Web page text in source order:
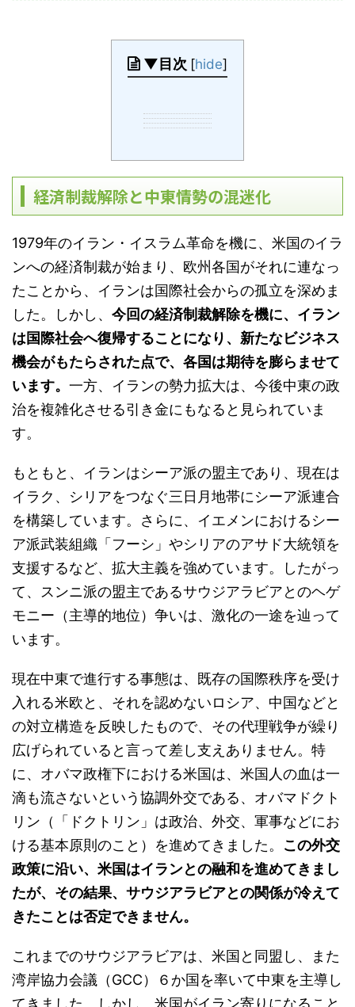
▼目次 [hide]
経済制裁解除と中東情勢の混迷化
1979年のイラン・イスラム革命を機に、米国のイラ
ンへの経済制裁が始まり、欧州各国がそれに連なっ
たことから、イランは国際社会からの孤立を深めま
した。しかし、 今回の経済制裁解除を機に、イラン
は国際社会へ復帰することになり、新たなビジネス
機会がもたらされた点で、各国は期待を膨らませて
います。 一方、イランの勢力拡大は、今後中東の政
治を複雑化させる引き金にもなると見られていま
す。
もともと、イランはシーア派の盟主であり、現在は
イラク、シリアをつなぐ三日月地帯にシーア派連合
を構築しています。さらに、イエメンにおけるシー
ア派武装組織「フーシ」やシリアのアサド大統領を
支援するなど、拡大主義を強めています。したがっ
て、スンニ派の盟主であるサウジアラビアとのヘゲ
モニー（主導的地位）争いは、激化の一途を辿って
います。
現在中東で進行する事態は、既存の国際秩序を受け
入れる米欧と、それを認めないロシア、中国などと
の対立構造を反映したもので、その代理戦争が繰り
広げられていると言って差し支えありません。特
に、オバマ政権下における米国は、米国人の血は一
滴も流さないという協調外交である、オバマドクト
リン（「ドクトリン」は政治、外交、軍事などにお
ける基本原則のこと）を進めてきました。 この外交
政策に沿い、米国はイランとの融和を進めてきまし
たが、その結果、サウジアラビアとの関係が冷えて
きたことは否定できません。
これまでのサウジアラビアは、米国と同盟し、また
湾岸協力会議（GCC）６か国を率いて中東を主導し
てきました。しかし、米国がイラン寄りになること